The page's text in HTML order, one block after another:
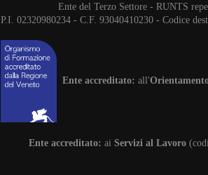
Ente del Terzo Settore - RUNTS
P.I. 02320980234 - C.F. 93040410230 - Codice
Ente accreditato: all'
Ente accreditato: aiServizi al Lavoro